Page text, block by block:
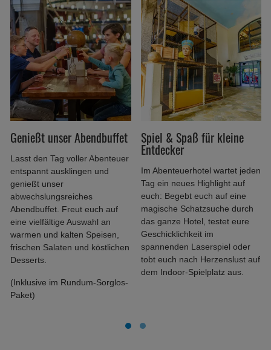
Genießt unser Abendbuffet
Lasst den Tag voller Abenteuer
entspannt ausklingen und
genießt unser
abwechslungsreiches
Abendbuffet. Freut euch auf
eine vielfältige Auswahl an
warmen und kalten Speisen,
frischen Salaten und köstlichen
Desserts.
(Inklusive im Rundum-Sorglos-
Paket)
Spiel & Spaß für kleine
Entdecker
Im Abenteuerhotel wartet jeden
Tag ein neues Highlight auf
euch: Begebt euch auf eine
magische Schatzsuche durch
das ganze Hotel, testet eure
Geschicklichkeit im
spannenden Laserspiel oder
tobt euch nach Herzenslust auf
dem Indoor-Spielplatz aus.